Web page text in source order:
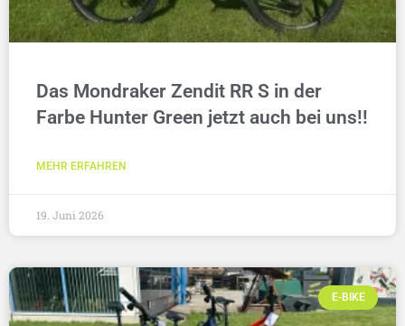
Das Mondraker Zendit RR S in der
Farbe Hunter Green jetzt auch bei uns!!
MEHR ERFAHREN
19. Juni 2026
E-BIKE